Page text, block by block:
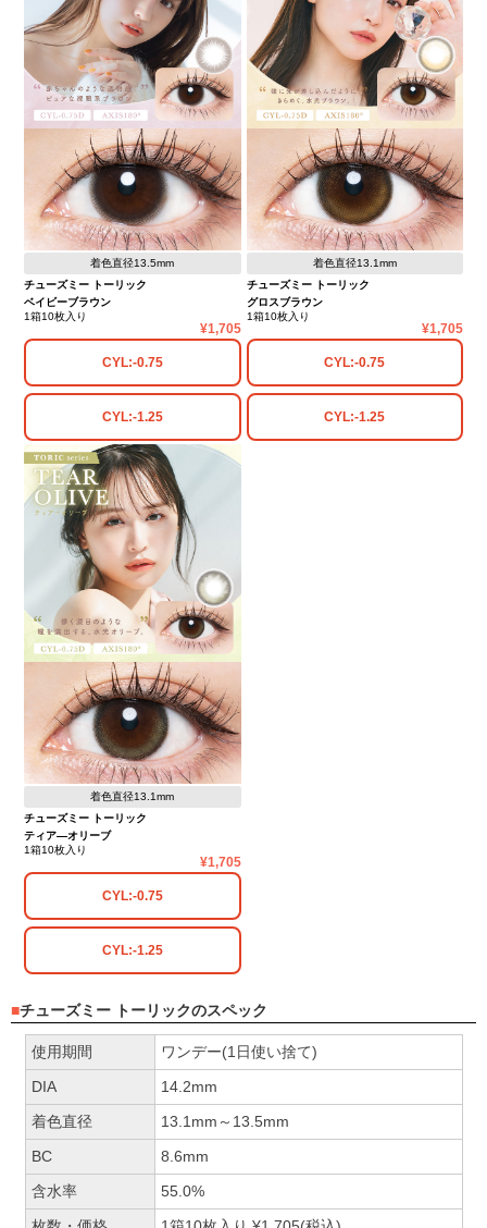
着色直径13.5mm
チューズミー トーリック
ベイビーブラウン
1箱10枚入り
1,705
CYL:-0.75
CYL:-1.25
着色直径13.1mm
チューズミー トーリック
グロスブラウン
1箱10枚入り
1,705
CYL:-0.75
CYL:-1.25
着色直径13.1mm
チューズミー トーリック
ティア―オリーブ
1箱10枚入り
1,705
CYL:-0.75
CYL:-1.25
チューズミー トーリックのスペック
使用期間
ワンデー(1日使い捨て)
DIA
14.2mm
着色直径
13.1mm～13.5mm
BC
8.6mm
含水率
55.0%